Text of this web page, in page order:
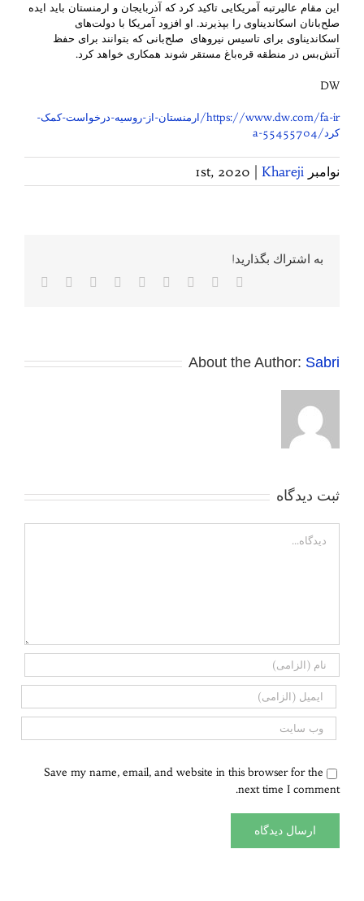
این مقام عالیرتبه آمریکایی تاکید کرد که آذربایجان و ارمنستان باید ایده
صلح‌بانان اسكاندیناوی را بپذیرند. او افزود آمریکا با دولت‌های
اسكاندیناوی برای تاسیس نیروهای صلح‌بانی كه بتوانند برای حفظ
آتش‌بس در منطقه قره‌باغ مستقر شوند همکاری خواهد کرد.
DW
https://www.dw.com/fa-ir/ارمنستان-از-روسیه-درخواست-کمک-
کرد/a-55455704
نوامبر 1st, 2020 Khareji
به اشتراك بگذاريد!
Facebook
Twitter
Reddit
LinkedIn
WhatsApp
Tumblr
Pinterest
About the Author: Sabri
ثبت ديدگاه
Save my name, email, and website in this browser for the
next time I comment.